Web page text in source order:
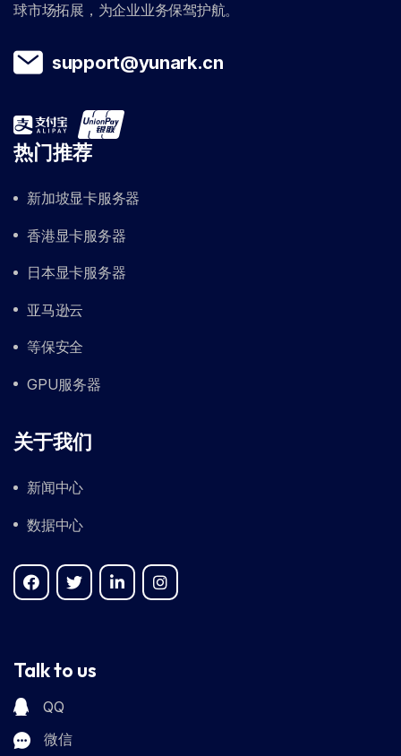
球市场拓展，为企业业务保驾护航。
support@yunark.cn
热门推荐
新加坡显卡服务器
香港显卡服务器
日本显卡服务器
亚马逊云
等保安全
GPU服务器
关于我们
新闻中心
数据中心
Talk to us
QQ
微信